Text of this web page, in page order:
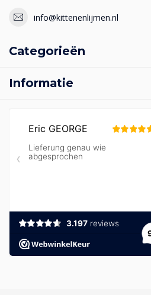
info@kittenenlijmen.nl
Categorieën
Informatie